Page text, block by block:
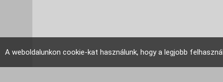
A weboldalunkon cookie-kat használunk, hogy a legjobb